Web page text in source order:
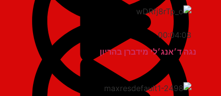
00:04:08
נגה ד׳אנג׳לי מידברן בהריון